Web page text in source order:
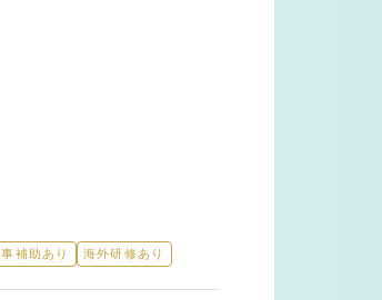
補助あり 海外研修あり